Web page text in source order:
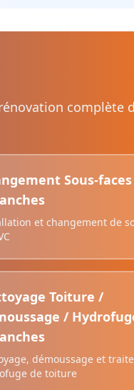
complète
Sous-faces
et changement de
Toiture /
/
démoussage et
de toiture